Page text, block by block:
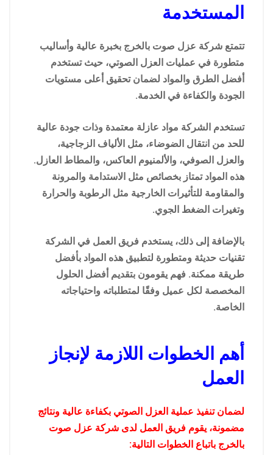
المستخدمة
تتمتع شركة عزل صوت بالخرج بخبرة عالية وأساليب
متطورة في عمليات العزل الصوتي، حيث تستخدم
أفضل الطرق والمواد لضمان تحقيق أعلى مستويات
الجودة والكفاءة في الخدمة.
تستخدم الشركة مواد عازلة معتمدة وذات جودة عالية
للحد من انتقال الضوضاء، مثل الألياف الزجاجية،
والعزل الصوفي، والألمنيوم العاكس، والمطاط العازل.
هذه المواد تمتاز بخصائص مثل الاستدامة والمرونة
والمقاومة للتأثيرات الخارجية مثل الرطوبة والحرارة
وتغيرات الضغط الجوي.
بالإضافة إلى ذلك، يستخدم فريق العمل في الشركة
تقنيات حديثة ومتطورة لتطبيق هذه المواد بأفضل
طريقة ممكنة. فهم يقومون بتقديم أفضل الحلول
المخصصة لكل عميل وفقًا لمتطلباته واحتياجاته
الخاصة.
أهم الخطوات اللازمة لإنجاز
العمل
لضمان تنفيذ عملية العزل الصوتي بكفاءة عالية ونتائج
مضمونة، يقوم فريق العمل لدى شركة عزل صوت
بالخرج باتباع الخطوات التالية: